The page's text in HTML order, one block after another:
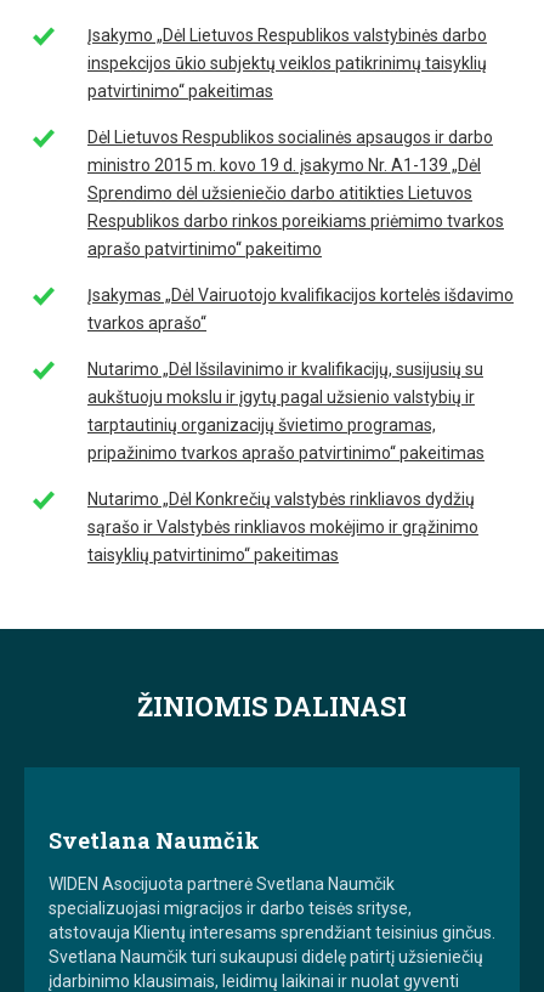
Įsakymo „Dėl Lietuvos Respublikos valstybinės darbo
inspekcijos ūkio subjektų veiklos patikrinimų taisyklių
patvirtinimo“ pakeitimas
Dėl Lietuvos Respublikos socialinės apsaugos ir darbo
ministro 2015 m. kovo 19 d. įsakymo Nr. A1-139 „Dėl
Sprendimo dėl užsieniečio darbo atitikties Lietuvos
Respublikos darbo rinkos poreikiams priėmimo tvarkos
aprašo patvirtinimo“ pakeitimo
Įsakymas „Dėl Vairuotojo kvalifikacijos kortelės išdavimo
tvarkos aprašo“
Nutarimo „Dėl Išsilavinimo ir kvalifikacijų, susijusių su
aukštuoju mokslu ir įgytų pagal užsienio valstybių ir
tarptautinių organizacijų švietimo programas,
pripažinimo tvarkos aprašo patvirtinimo“ pakeitimas
Nutarimo „Dėl Konkrečių valstybės rinkliavos dydžių
sąrašo ir Valstybės rinkliavos mokėjimo ir grąžinimo
taisyklių patvirtinimo“ pakeitimas
ŽINIOMIS DALINASI
Svetlana Naumčik
WIDEN Asocijuota partnerė Svetlana Naumčik
specializuojasi migracijos ir darbo teisės srityse,
atstovauja Klientų interesams sprendžiant teisinius ginčus.
Svetlana Naumčik turi sukaupusi didelę patirtį užsieniečių
įdarbinimo klausimais, leidimų laikinai ir nuolat gyventi